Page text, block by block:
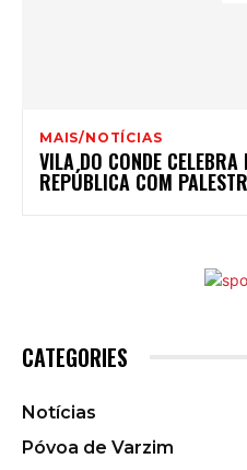
MAIS/NOTÍCIAS
VILA DO CONDE
REPÚBLICA COM
CATEGORIES
Notícias
Póvoa de Varzim